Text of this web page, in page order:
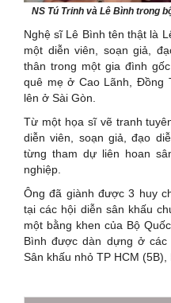
NS Tú Trinh và Lê Bình trong
Nghệ sĩ Lê Bình tên thật là
một diễn viên, soạn giả,
thân trong một gia đình
quê mẹ ở Cao Lãnh, Đồng
lên ở Sài Gòn.
Từ một họa sĩ vẽ tranh
diễn viên, soạn giả, đạo
từng tham dự liên hoan
nghiệp.
Ông đã giành được 3 huy
tại các hội diễn sân khấu
một bằng khen của Bộ
Bình được dàn dựng ở các
Sân khấu nhỏ TP HCM (5B),